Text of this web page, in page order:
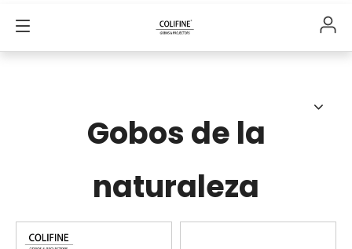
Gobos de la
naturaleza